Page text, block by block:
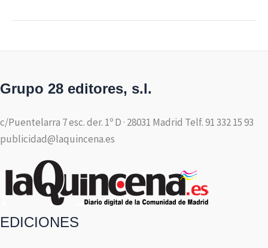
Grupo 28 editores, s.l.
c/Puentelarra 7 esc. der. 1º D · 28031 Madrid Telf. 91 332 15 93
publicidad@laquincena.es
EDICIONES